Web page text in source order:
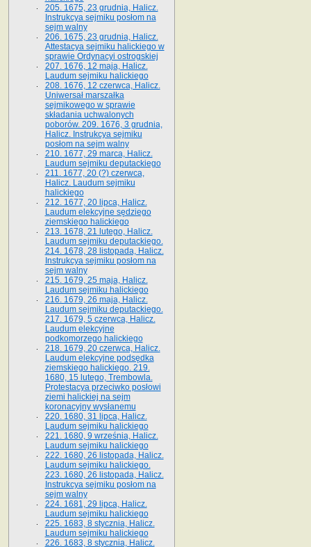
205. 1675, 23 grudnia, Halicz.
Instrukcya sejmiku posłom na
sejm walny
206. 1675, 23 grudnia, Halicz.
Attestacya sejmiku halickiego w
sprawie Ordynacyi ostrogskiej
207. 1676, 12 maja, Halicz.
Laudum sejmiku halickiego
208. 1676, 12 czerwca, Halicz.
Uniwersał marszałka
sejmikowego w sprawie
składania uchwalonych
poborów. 209. 1676, 3 grudnia,
Halicz. Instrukcya sejmiku
posłom na sejm walny
210. 1677, 29 marca, Halicz.
Laudum sejmiku deputackiego
211. 1677, 20 (?) czerwca,
Halicz. Laudum sejmiku
halickiego
212. 1677, 20 lipca, Halicz.
Laudum elekcyjne sędziego
ziemskiego halickiego
213. 1678, 21 lutego, Halicz.
Laudum sejmiku deputackiego.
214. 1678, 28 listopada, Halicz.
Instrukcya sejmiku posłom na
sejm walny
215. 1679, 25 maja, Halicz.
Laudum sejmiku halickiego
216. 1679, 26 maja, Halicz.
Laudum sejmiku deputackiego.
217. 1679, 5 czerwca, Halicz.
Laudum elekcyjne
podkomorzego halickiego
218. 1679, 20 czerwca, Halicz.
Laudum elekcyjne podsędka
ziemskiego halickiego. 219.
1680, 15 lutego, Trembowla.
Protestacya przeciwko posłowi
ziemi halickiej na sejm
koronacyjny wysłanemu
220. 1680, 31 lipca, Halicz.
Laudum sejmiku halickiego
221. 1680, 9 września, Halicz.
Laudum sejmiku halickiego
222. 1680, 26 listopada, Halicz.
Laudum sejmiku halickiego.
223. 1680, 26 listopada, Halicz.
Instrukcya sejmiku posłom na
sejm walny
224. 1681, 29 lipca, Halicz.
Laudum sejmiku halickiego
225. 1683, 8 stycznia, Halicz.
Laudum sejmiku halickiego
226. 1683, 8 stycznia, Halicz.